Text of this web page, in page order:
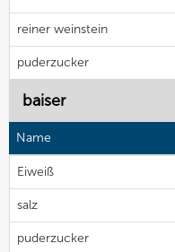
reiner weinstein
puderzucker
baiser
Name
Eiweiß
salz
puderzucker